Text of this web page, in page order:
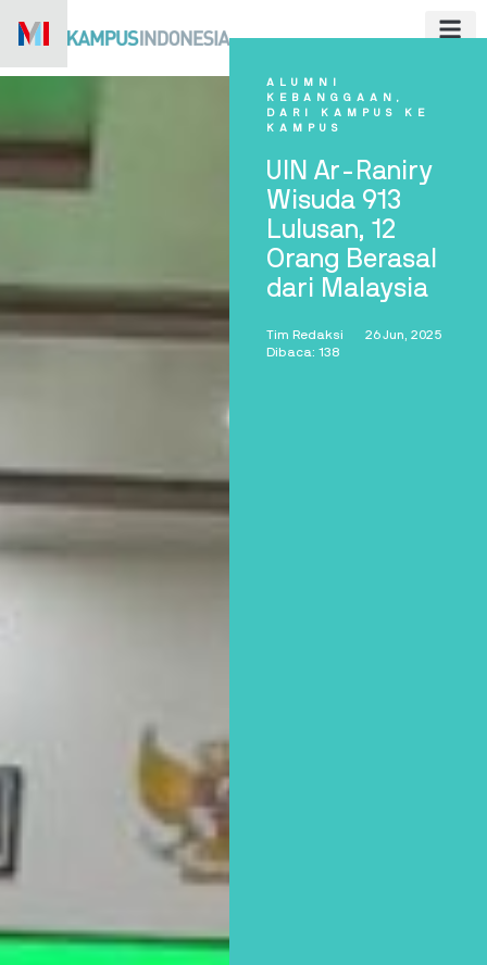
ALUMNI
KEBANGGAAN,
DARI KAMPUS KE
KAMPUS
UIN Ar-Raniry
Wisuda 913
Lulusan, 12
Orang Berasal
dari Malaysia
Tim Redaksi
26 Jun, 2025
Dibaca: 138